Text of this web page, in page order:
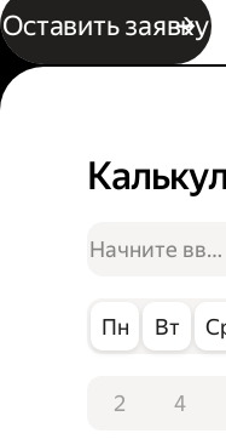
Оставить заявку
Пн Вт
2 4